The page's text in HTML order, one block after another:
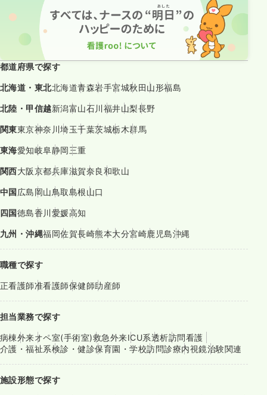
都道府県で探す
北海道・東北北海道青森岩手宮城秋田山形福島
北陸・甲信越新潟富山石川福井山梨長野
関東東京神奈川埼玉千葉茨城栃木群馬
東海愛知岐阜静岡三重
関西大阪京都兵庫滋賀奈良和歌山
中国広島岡山鳥取島根山口
四国徳島香川愛媛高知
九州・沖縄福岡佐賀長崎熊本大分宮崎鹿児島沖縄
職種で探す
正看護師准看護師保健師助産師
担当業務で探す
病棟外来オペ室(手術室)救急外来ICU系透析訪問看護
介護・福祉系検診・健診保育園・学校訪問診療内視鏡治験関連
施設形態で探す